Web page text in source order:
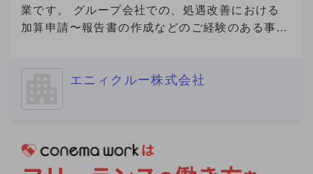
業です。 グループ会社での、処遇改善における
加算申請〜報告書の作成などのご経験のある事務
あたり■（必須） 必須要件について、具体的なご
ります。
エニィクルー株式会社